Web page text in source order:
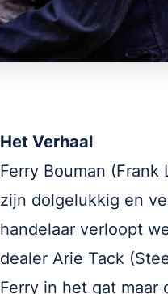
Het Verhaal
Ferry Bouman (Frank
zijn dolgelukkig en
handelaar verloopt
dealer Arie Tack
Ferry in het gat maar